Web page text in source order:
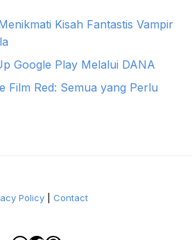
Kisah Fantastis Vampir
Google Play Melalui DANA
Film Red: Semua yang Perlu
Policy
Contact